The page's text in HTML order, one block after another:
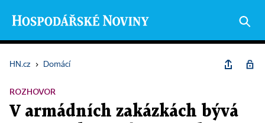
HN.cz › Domácí
ROZHOVOR
V armádních zakázkách bývá